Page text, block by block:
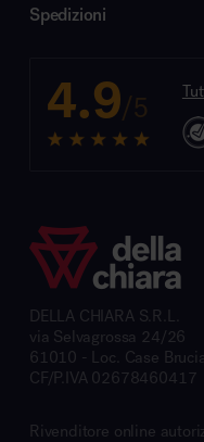
Spedizioni
4.9/5
DELLA CHIARA S.R.L.
via Selvagrossa 24/26
61010 - Loc. Case
CF/P.IVA 02678460417
Rivenditore online